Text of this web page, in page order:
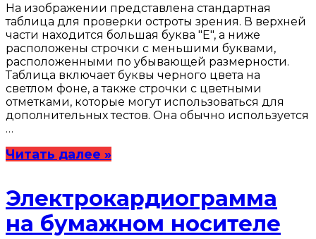
На изображении представлена стандартная
таблица для проверки остроты зрения. В верхней
части находится большая буква "E", а ниже
расположены строчки с меньшими буквами,
расположенными по убывающей размерности.
Таблица включает буквы черного цвета на
светлом фоне, а также строчки с цветными
отметками, которые могут использоваться для
дополнительных тестов. Она обычно используется
…
Читать далее »
Электрокардиограмма
на бумажном носителе